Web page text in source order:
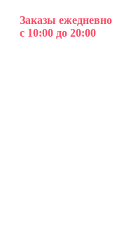
Заказы ежедневно
с 10:00 до 20:00